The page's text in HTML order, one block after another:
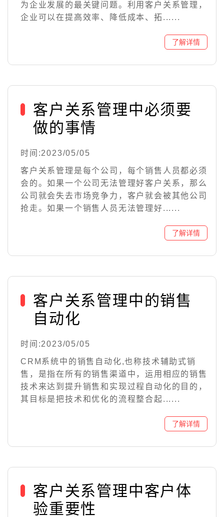
为企业发展的最关键问题。利用客户关系管理，
企业可以在提高效率、降低成本、拓......
客户关系管理中必须要
做的事情
时间:2023/05/05
客户关系管理是每个公司，每个销售人员都必须
会的。如果一个公司无法管理好客户关系，那么
公司就会失去市场竞争力，客户就会被其他公司
抢走。如果一个销售人员无法管理好......
客户关系管理中的销售
自动化
时间:2023/05/05
CRM系统中的销售自动化,也称技术辅助式销
售，是指在所有的销售渠道中，运用相应的销售
技术来达到提升销售和实现过程自动化的目的，
其目标是把技术和优化的流程整合起......
客户关系管理中客户体
验重要性